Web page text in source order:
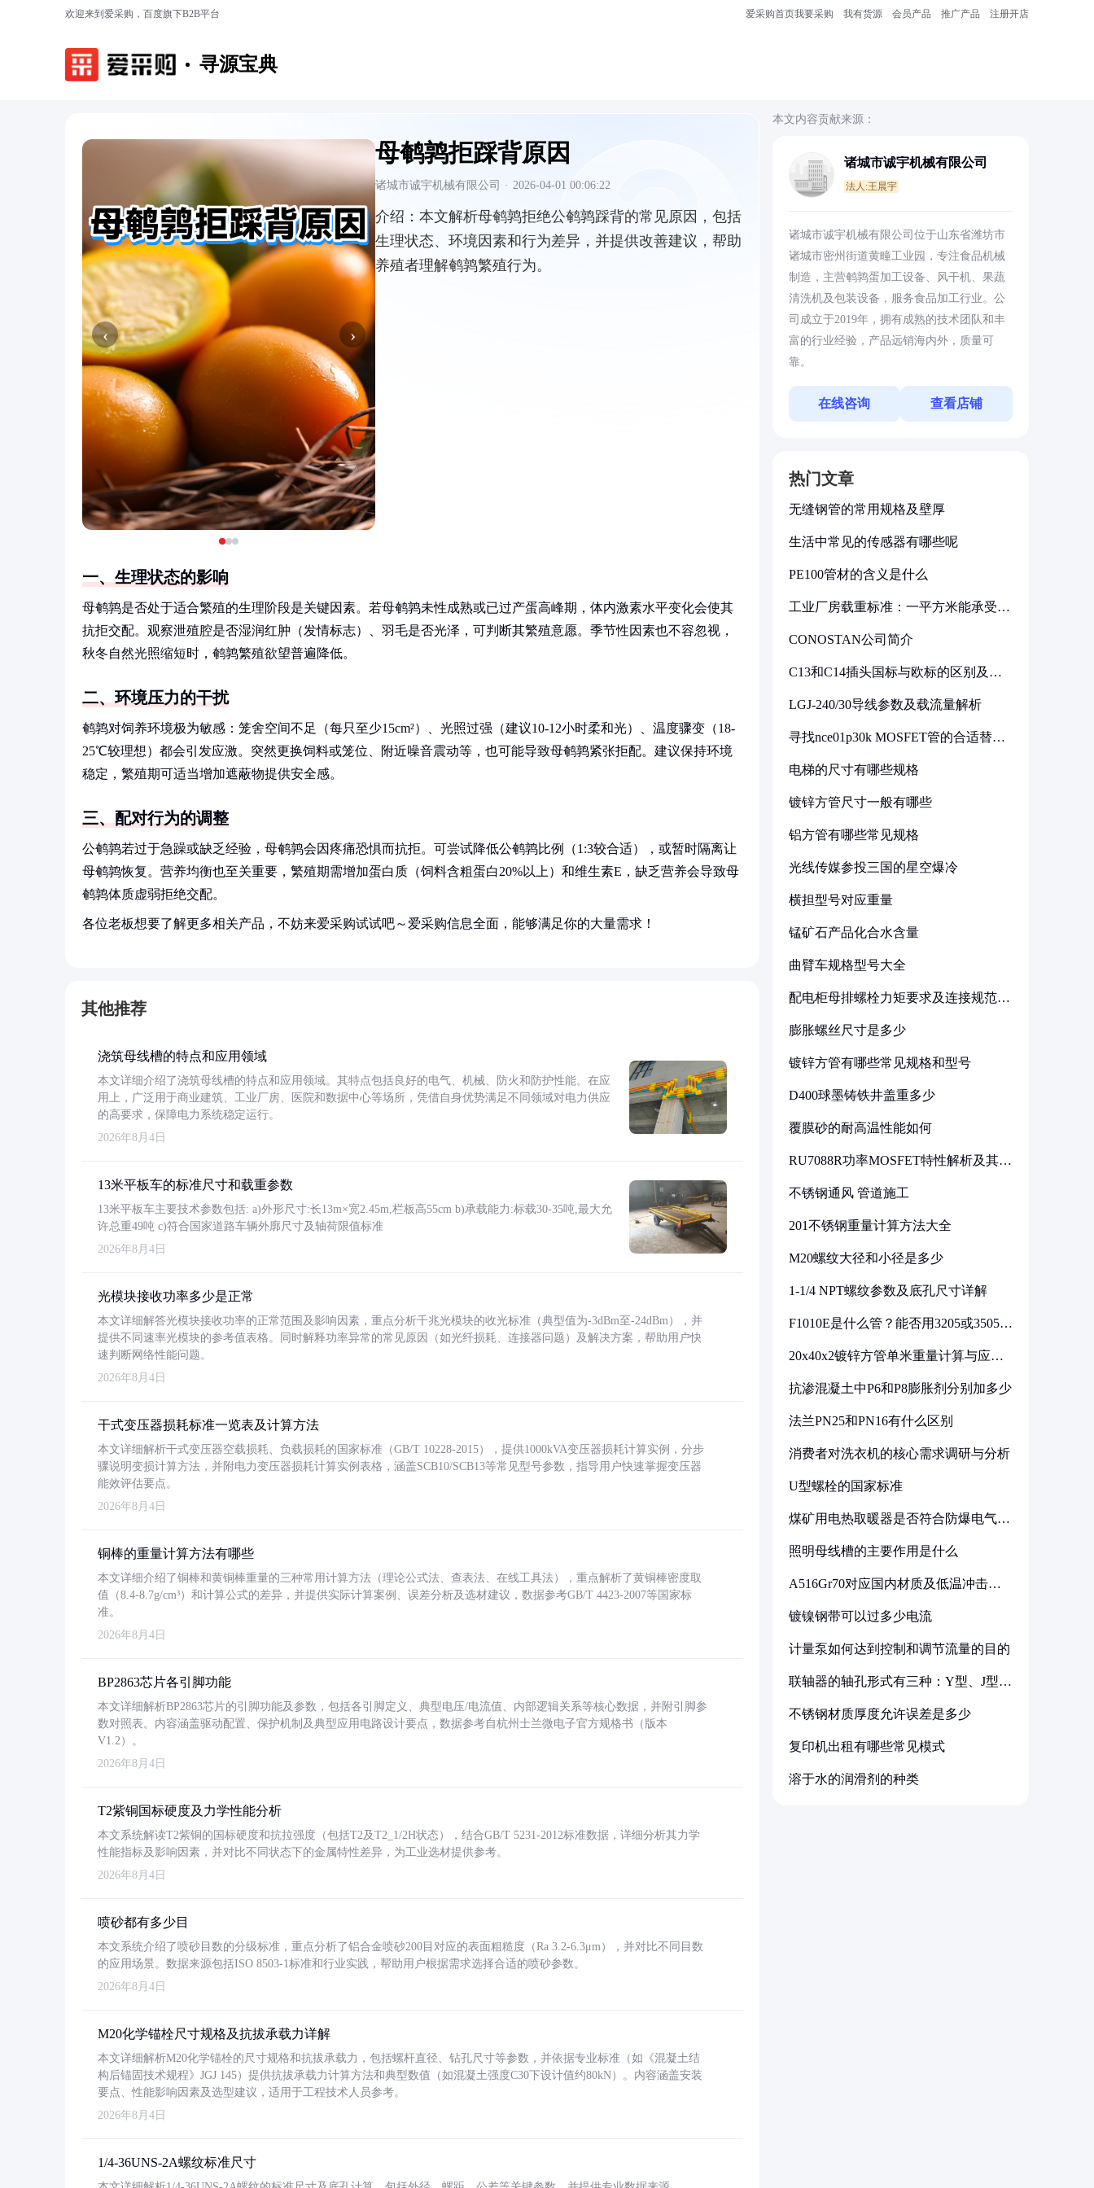
欢迎来到爱采购，百度旗下B2B平台 爱采购首页我要采购 我有货源 会员产品 推广产品 注册开店
寻源宝典
‹ ›
母鹌鹑拒踩背原因
诸城市诚宇机械有限公司 · 2026-04-01 00:06:22
介绍： 本文解析母鹌鹑拒绝公鹌鹑踩背的常见原因，包括
生理状态、环境因素和行为差异，并提供改善建议，帮助
养殖者理解鹌鹑繁殖行为。
一、生理状态的影响
母鹌鹑是否处于适合繁殖的生理阶段是关键因素。若母鹌鹑未性成熟或已过产蛋高峰期，体内激素水平变化会使其
抗拒交配。观察泄殖腔是否湿润红肿（发情标志）、羽毛是否光泽，可判断其繁殖意愿。季节性因素也不容忽视，
秋冬自然光照缩短时，鹌鹑繁殖欲望普遍降低。
二、环境压力的干扰
鹌鹑对饲养环境极为敏感：笼舍空间不足（每只至少15cm²）、光照过强（建议10-12小时柔和光）、温度骤变（18-
25℃较理想）都会引发应激。突然更换饲料或笼位、附近噪音震动等，也可能导致母鹌鹑紧张拒配。建议保持环境
稳定，繁殖期可适当增加遮蔽物提供安全感。
三、配对行为的调整
公鹌鹑若过于急躁或缺乏经验，母鹌鹑会因疼痛恐惧而抗拒。可尝试降低公鹌鹑比例（1:3较合适），或暂时隔离让
母鹌鹑恢复。营养均衡也至关重要，繁殖期需增加蛋白质（饲料含粗蛋白20%以上）和维生素E，缺乏营养会导致母
鹌鹑体质虚弱拒绝交配。
各位老板想要了解更多相关产品，不妨来爱采购试试吧～爱采购信息全面，能够满足你的大量需求！
其他推荐
浇筑母线槽的特点和应用领域
本文详细介绍了浇筑母线槽的特点和应用领域。其特点包括良好的电气、机械、防火和防护性能。在应
用上，广泛用于商业建筑、工业厂房、医院和数据中心等场所，凭借自身优势满足不同领域对电力供应
的高要求，保障电力系统稳定运行。
2026年8月4日
13米平板车的标准尺寸和载重参数
13米平板车主要技术参数包括: a)外形尺寸:长13m×宽2.45m,栏板高55cm b)承载能力:标载30-35吨,最大允
许总重49吨 c)符合国家道路车辆外廓尺寸及轴荷限值标准
2026年8月4日
光模块接收功率多少是正常
本文详细解答光模块接收功率的正常范围及影响因素，重点分析千兆光模块的收光标准（典型值为-3dBm至-24dBm），并
提供不同速率光模块的参考值表格。同时解释功率异常的常见原因（如光纤损耗、连接器问题）及解决方案，帮助用户快
速判断网络性能问题。
2026年8月4日
干式变压器损耗标准一览表及计算方法
本文详细解析干式变压器空载损耗、负载损耗的国家标准（GB/T 10228-2015），提供1000kVA变压器损耗计算实例，分步
骤说明变损计算方法，并附电力变压器损耗计算实例表格，涵盖SCB10/SCB13等常见型号参数，指导用户快速掌握变压器
能效评估要点。
2026年8月4日
铜棒的重量计算方法有哪些
本文详细介绍了铜棒和黄铜棒重量的三种常用计算方法（理论公式法、查表法、在线工具法），重点解析了黄铜棒密度取
值（8.4-8.7g/cm³）和计算公式的差异，并提供实际计算案例、误差分析及选材建议，数据参考GB/T 4423-2007等国家标
准。
2026年8月4日
BP2863芯片各引脚功能
本文详细解析BP2863芯片的引脚功能及参数，包括各引脚定义、典型电压/电流值、内部逻辑关系等核心数据，并附引脚参
数对照表。内容涵盖驱动配置、保护机制及典型应用电路设计要点，数据参考自杭州士兰微电子官方规格书（版本
V1.2）。
2026年8月4日
T2紫铜国标硬度及力学性能分析
本文系统解读T2紫铜的国标硬度和抗拉强度（包括T2及T2_1/2H状态），结合GB/T 5231-2012标准数据，详细分析其力学
性能指标及影响因素，并对比不同状态下的金属特性差异，为工业选材提供参考。
2026年8月4日
喷砂都有多少目
本文系统介绍了喷砂目数的分级标准，重点分析了铝合金喷砂200目对应的表面粗糙度（Ra 3.2-6.3μm），并对比不同目数
的应用场景。数据来源包括ISO 8503-1标准和行业实践，帮助用户根据需求选择合适的喷砂参数。
2026年8月4日
M20化学锚栓尺寸规格及抗拔承载力详解
本文详细解析M20化学锚栓的尺寸规格和抗拔承载力，包括螺杆直径、钻孔尺寸等参数，并依据专业标准（如《混凝土结
构后锚固技术规程》JGJ 145）提供抗拔承载力计算方法和典型数值（如混凝土强度C30下设计值约80kN）。内容涵盖安装
要点、性能影响因素及选型建议，适用于工程技术人员参考。
2026年8月4日
1/4-36UNS-2A螺纹标准尺寸
本文内容贡献来源：
诸城市诚宇机械有限公司
法人:王晨宇
诸城市诚宇机械有限公司位于山东省潍坊市
诸城市密州街道黄疃工业园，专注食品机械
制造，主营鹌鹑蛋加工设备、风干机、果蔬
清洗机及包装设备，服务食品加工行业。公
司成立于2019年，拥有成熟的技术团队和丰
富的行业经验，产品远销海内外，质量可
靠。
在线咨询 查看店铺
热门文章
无缝钢管的常用规格及壁厚
生活中常见的传感器有哪些呢
PE100管材的含义是什么
工业厂房载重标准：一平方米能承受多
CONOSTAN公司简介
C13和C14插头国标与欧标的区别及其
LGJ-240/30导线参数及载流量解析
寻找nce01p30k MOSFET管的合适替代
电梯的尺寸有哪些规格
镀锌方管尺寸一般有哪些
铝方管有哪些常见规格
光线传媒参投三国的星空爆冷
横担型号对应重量
锰矿石产品化合水含量
曲臂车规格型号大全
配电柜母排螺栓力矩要求及连接规范详
膨胀螺丝尺寸是多少
镀锌方管有哪些常见规格和型号
D400球墨铸铁井盖重多少
覆膜砂的耐高温性能如何
RU7088R功率MOSFET特性解析及其在
不锈钢通风 管道施工
201不锈钢重量计算方法大全
M20螺纹大径和小径是多少
1-1/4 NPT螺纹参数及底孔尺寸详解
F1010E是什么管？能否用3205或3505代
20x40x2镀锌方管单米重量计算与应用
抗渗混凝土中P6和P8膨胀剂分别加多少
法兰PN25和PN16有什么区别
消费者对洗衣机的核心需求调研与分析
U型螺栓的国家标准
煤矿用电热取暖器是否符合防爆电气设
照明母线槽的主要作用是什么
A516Gr70对应国内材质及低温冲击要
镀镍钢带可以过多少电流
计量泵如何达到控制和调节流量的目的
联轴器的轴孔形式有三种：Y型、J型、
不锈钢材质厚度允许误差是多少
复印机出租有哪些常见模式
溶于水的润滑剂的种类